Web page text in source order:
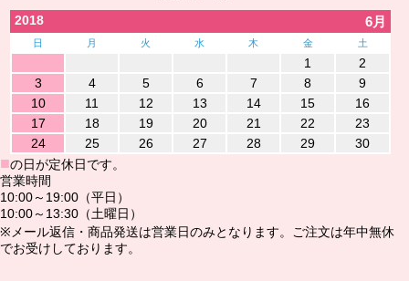
2018 6月
日 月 火 水 木 金 土
1
2
3
4 5 6 7 8
9
10
11 12 13 14 15
16
17
18 19 20 21 22
23
24
25 26 27 28 29 30
■の日が定休日です。
営業時間
10:00～19:00（平日）
10:00～13:30（土曜日）
※メール返信・商品発送は営業日のみとなります。ご注文は年中無休
でお受けしております。